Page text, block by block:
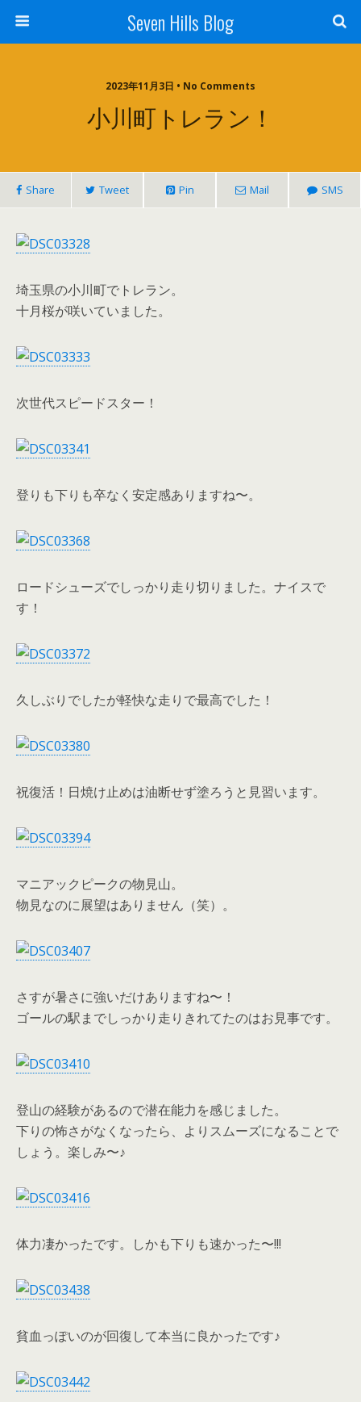
Seven Hills Blog
2023年11月3日 • No Comments
小川町トレラン！
Share Tweet Pin Mail SMS
埼玉県の小川町でトレラン。
十月桜が咲いていました。
次世代スピードスター！
登りも下りも卒なく安定感ありますね〜。
ロードシューズでしっかり走り切りました。ナイスで
す！
久しぶりでしたが軽快な走りで最高でした！
祝復活！日焼け止めは油断せず塗ろうと見習います。
マニアックピークの物見山。
物見なのに展望はありません（笑）。
さすが暑さに強いだけありますね〜！
ゴールの駅までしっかり走りきれてたのはお見事です。
登山の経験があるので潜在能力を感じました。
下りの怖さがなくなったら、よりスムーズになることで
しょう。楽しみ〜♪
体力凄かったです。しかも下りも速かった〜!!!
貧血っぽいのが回復して本当に良かったです♪